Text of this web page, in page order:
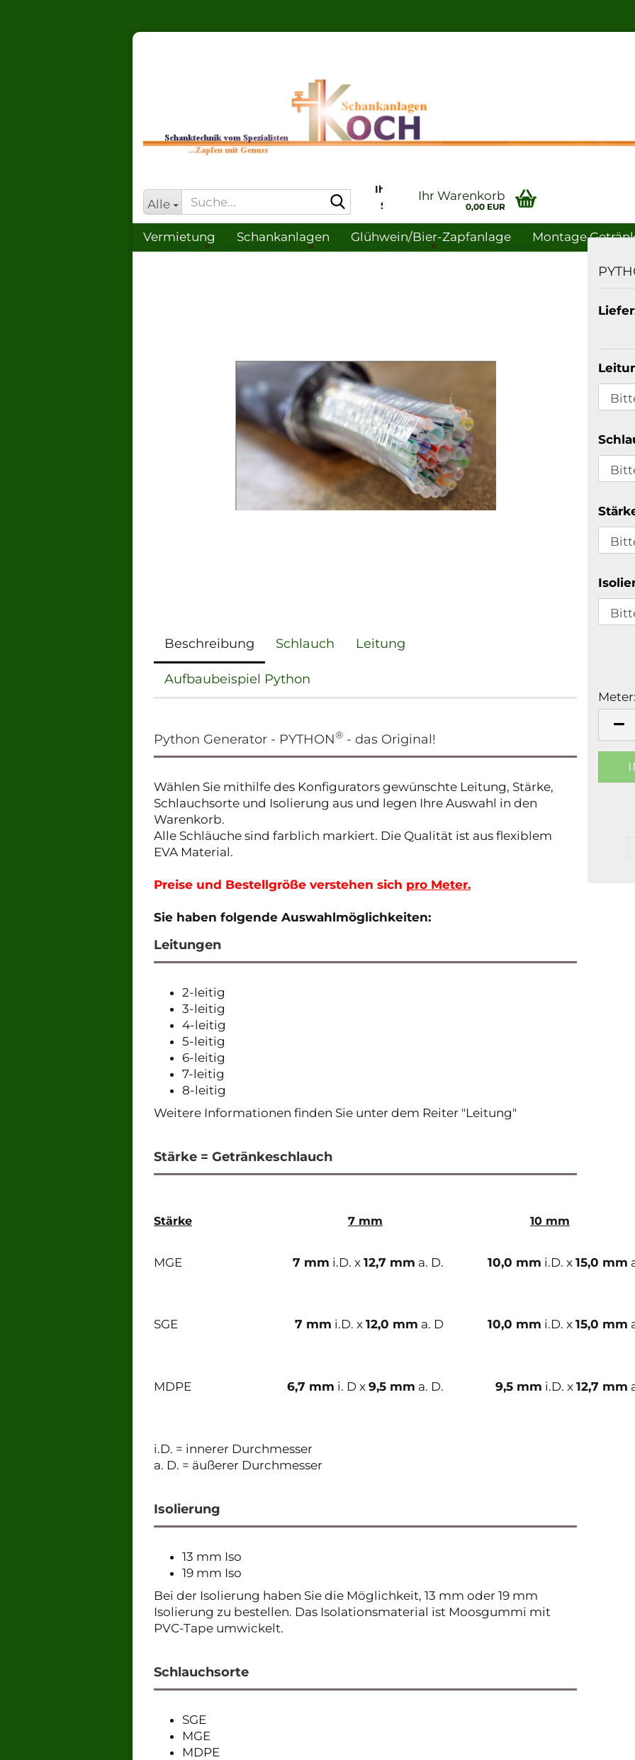
Alle
Suche...Ihr Profi in Sachen
Schankanlagen-
und
Gastronomiebedarf
Ihr Warenkorb
0,00 EUR
Vermietung Schankanlagen Glühwein/bier-Zapfanlage
Montage
» » » PYTHON®-Generator
Meter
Beschreibung Schlauch Leitung
Aufbaubeispiel Python
Python Generator - PYTHON® - das Original!
Wählen Sie mithilfe des Konfigurators gewünschte Leitung, Stärke,
Schlauchsorte und Isolierung aus und legen Ihre Auswahl in den
Warenkorb.
Alle Schläuche sind farblich markiert. Die Qualität ist aus flexiblem
EVA Material.
Preise und Bestellgröße verstehen sich pro Meter.
Sie haben folgende Auswahlmöglichkeiten:
Leitungen
2-leitig
3-leitig
4-leitig
5-leitig
6-leitig
7-leitig
8-leitig
Weitere Informationen finden Sie unter dem Reiter "Leitung"
Stärke = Getränkeschlauch
Stärke 7 mm 10 mm
MGE 7 mm i.D. x 12,7 mm a. D. 10,0 mm i.D. x 15,0 mm
SGE 7 mm i.D. x 12,0 mm a. D 10,0 mm i.D. x 15,0 mm
MDPE 6,7 mm i. D x 9,5 mm a. D. 9,5 mm i.D. x 12,7 mm
i.D. = innerer Durchmesser
a. D. = äußerer Durchmesser
Isolierung
13 mm Iso
19 mm Iso
Bei der Isolierung haben Sie die Möglichkeit, 13 mm oder 19 mm
Isolierung zu bestellen. Das Isolationsmaterial ist Moosgummi mit
PVC-Tape umwickelt.
Schlauchsorte
SGE
MGE
MDPE